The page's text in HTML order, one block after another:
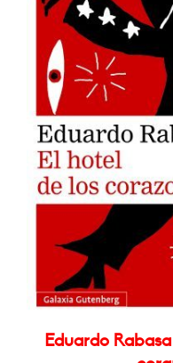
Eduardo